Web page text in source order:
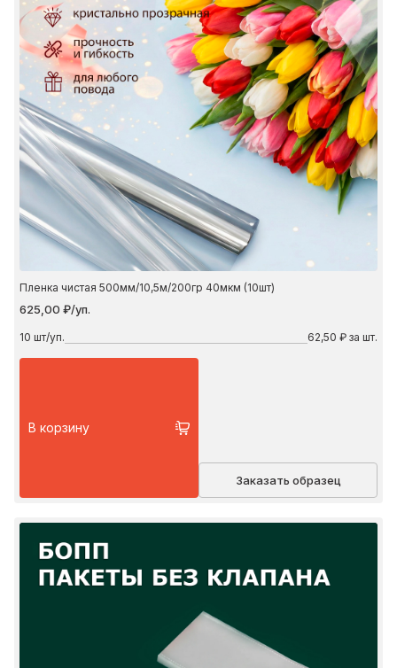
Пленка чистая 500мм/10,5м/200гр 40мкм (10шт)
625,00 ₽/уп.
10 шт/уп. 62,50 ₽ за шт.
В корзину
Заказать образец